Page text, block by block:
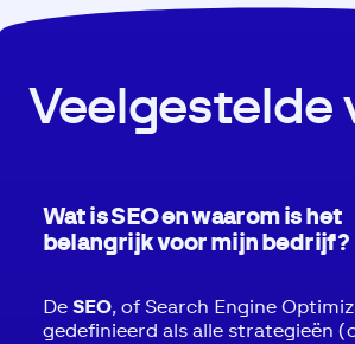
Veelgestelde
Wat is SEO en waarom is het
belangrijk voor mijn bedrijf?
De SEO, of Search Engine
gedefinieerd als alle strategieën